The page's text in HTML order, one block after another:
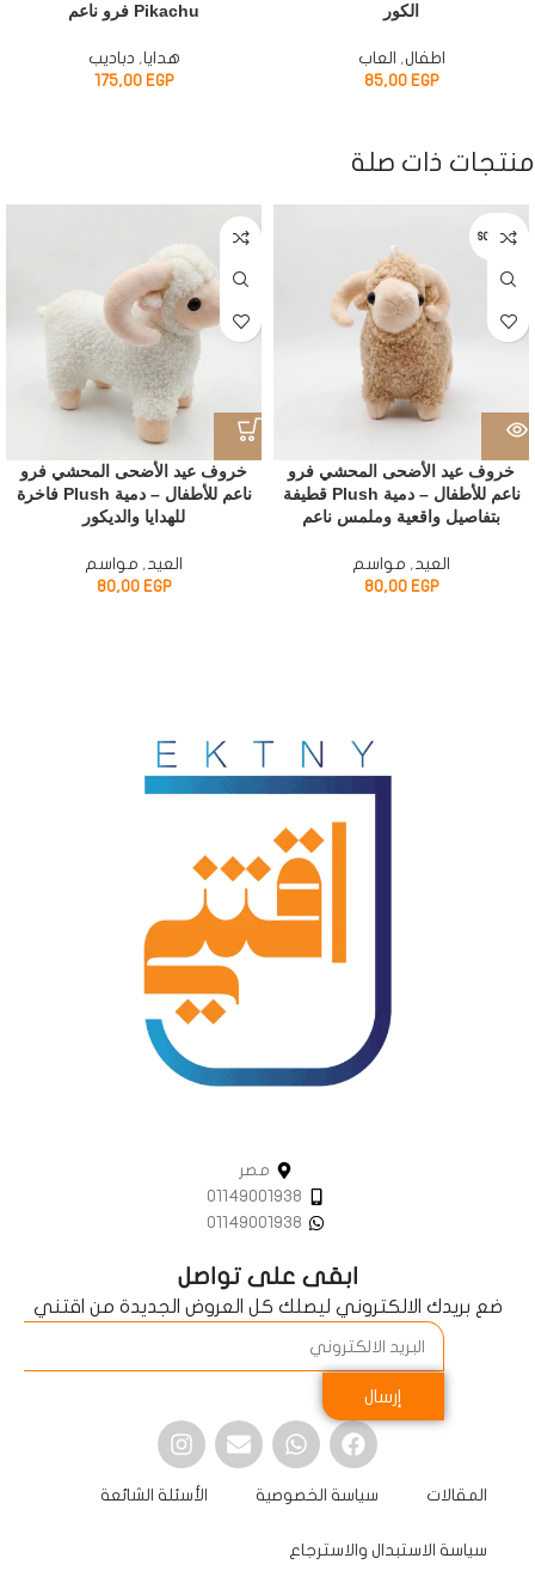
الكور
اطفال, العاب
85,00 EGP
Pikachu فرو ناعم
هدايا, دباديب
175,00 EGP
منتجات ذات صلة
SOLD OUT
خروف عيد الأضحى المحشي فرو
ناعم للأطفال – دمية Plush قطيفة
بتفاصيل واقعية وملمس ناعم
العيد, مواسم
80,00 EGP
خروف عيد الأضحى المحشي فرو
ناعم للأطفال – دمية Plush فاخرة
للهدايا والديكور
العيد, مواسم
80,00 EGP
مصر
01149001938
01149001938
ابقى على تواصل
ضع بريدك الالكتروني ليصلك كل العروض الجديدة من اقتني
إرسال
المقالات سياسة الخصوصية الأسئلة الشائعة
سياسة الاستبدال والاسترجاع